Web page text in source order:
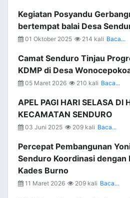
Kegiatan Posyandu
bertempat balai Desa
01 Oktober 2025 214 kali Baca...
Camat Senduro Tinjau
KDMP di Desa
05 Maret 2026 210 kali Baca...
APEL PAGI HARI SELASA DI
KECAMATAN SENDURO
03 Juni 2025 209 kali Baca...
Percepat Pembangunan
Senduro Koordinasi dengan
Kades Burno
11 Maret 2026 209 kali Baca...